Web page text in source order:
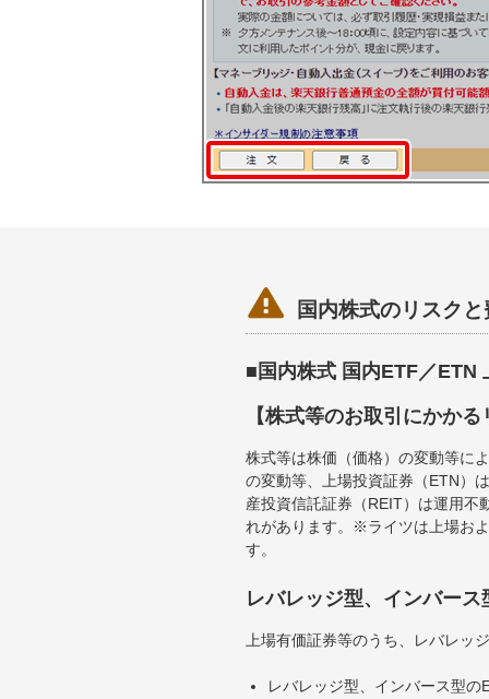
 国内株式のリスク
■国内株式 国内ETF／ETN
【株式等のお取引にかか
株式等は株価（価格）の変動等に
の変動等、上場投資証券（ETN）
産投資信託証券（REIT）は運用不
れがあります。※ライツは上場お
す。
レバレッジ型、インバー
上場有価証券等のうち、レバレ
レバレッジ型、インバース型